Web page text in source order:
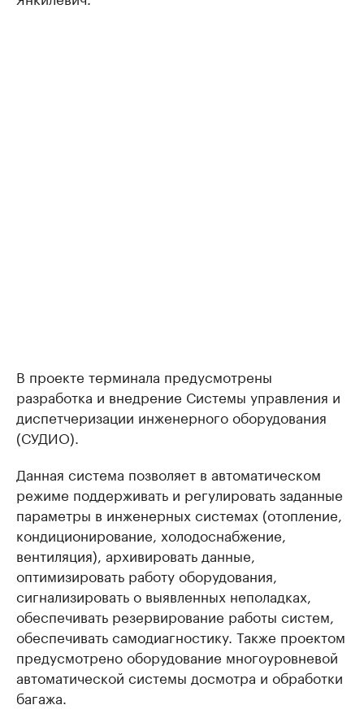
В проекте терминала предусмотрены
разработка и внедрение Системы управления и
диспетчеризации инженерного оборудования
(СУДИО).
Данная система позволяет в автоматическом
режиме поддерживать и регулировать заданные
параметры в инженерных системах (отопление,
кондиционирование, холодоснабжение,
вентиляция), архивировать данные,
оптимизировать работу оборудования,
сигнализировать о выявленных неполадках,
обеспечивать резервирование работы систем,
обеспечивать самодиагностику. Также проектом
предусмотрено оборудование многоуровневой
автоматической системы досмотра и обработки
багажа.